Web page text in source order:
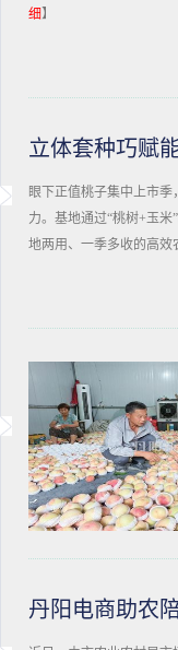
细】
立体套种巧赋
眼下正值桃子集中上市
力。基地通过“桃树+玉
地两用、一季多收的高效
丹阳电商助农